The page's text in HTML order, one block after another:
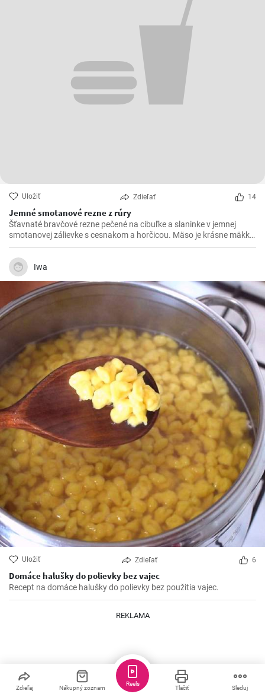
Uložiť Zdieľať 14
Jemné smotanové rezne z rúry
Šťavnaté bravčové rezne pečené na cibuľke a slaninke v jemnej
smotanovej zálievke s cesnakom a horčicou. Mäso je krásne mäkké
a doslova sa rozpadá.
Iwa
Uložiť Zdieľať 6
Domáce halušky do polievky bez vajec
Recept na domáce halušky do polievky bez použitia vajec.
REKLAMA
Zdieľaj Nákupný zoznam Tlačiť Sleduj
Reels